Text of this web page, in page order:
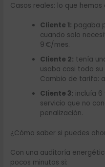
Casos reales: lo que
Cliente 1: pagaba
cuando solo
9 €/mes.
Cliente 2: tenía
usaba casi todo
Cambio de tarifa:
Cliente 3: incluía
servicio que no
penalización.
¿Cómo saber si puedes
Con una auditoría
pocos minutos si: